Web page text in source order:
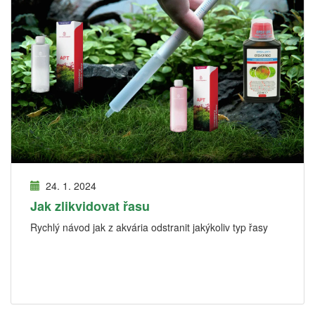
24. 1. 2024
Jak zlikvidovat řasu
Rychlý návod jak z akvária odstranit jakýkoliv typ řasy